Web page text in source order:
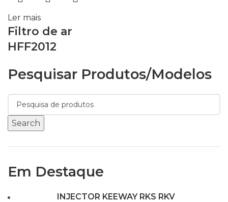
Pesquisar Produtos/modelos
Search
Em Destaque
INJECTOR KEEWAY RKS RKV
Ler mais
Filtro de ar
HFF2012